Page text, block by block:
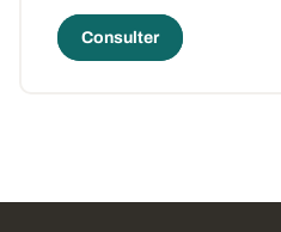
Consulter